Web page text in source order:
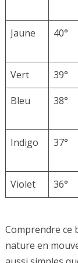
Jaune
40°
Vert
39°
Bleu
38°
Indigo
37°
Violet
36°
Comprendre ce
nature en